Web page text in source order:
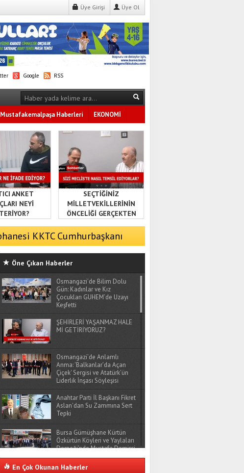
Üye Ol
Üye Girişi
Google RSS
Mustafakemalpaşa Haberleri
EKONOMİ
Tüm Kategoriler
ANKET
NEYİ
SEÇTİĞİNİZ
MİLLETVEKİLLERİNİN
ÖNCELİĞİ GERÇEKTEN
KKTC Cumhurbaşkanı
Öne Çıkan Haberler
Osmangazi’de Bilim Dolu
Gün: Kadınlar ve Kız
Çocukları GUHEM’de Uzayı
Keşfetti
ŞEHİRLERİ YAŞANMAZ HALE
Mİ GETİRİYORUZ?
Osmangazi’de Anlamlı
Anma: 'Balkanlar’da Açan
Çiçek' Sergisi ve Atatürk’ün
Liderlik İnşası Söyleşisi
Anahtar Parti İl Başkanı Fikret
Aslan'dan Su Zammına Sert
Tepki
Bursa Gümüşhane Kürtün
Özkürtün Köyleri ve Yaylaları
Derneği’nde Mustafa Demirci
Dönemi Başladı
En Çok Okunan Haberler